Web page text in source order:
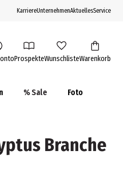
KarriereUnternehmenAktuellesService
ProspekteWunschlisteWarenkorb
% Sale Foto
Branche